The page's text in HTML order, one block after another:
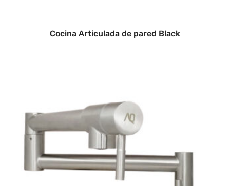
Cocina Articulada de pared Black